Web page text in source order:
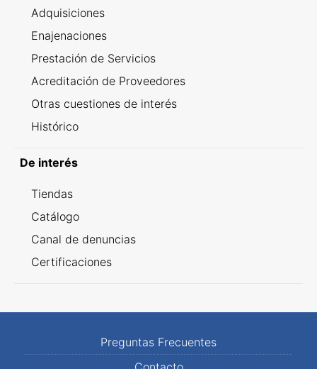
Adquisiciones
Enajenaciones
Prestación de Servicios
Acreditación de Proveedores
Otras cuestiones de interés
Histórico
De interés
Tiendas
Catálogo
Canal de denuncias
Certificaciones
Preguntas Frecuentes